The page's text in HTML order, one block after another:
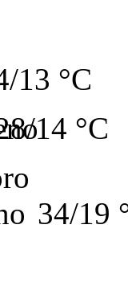
13 °C
14 °C
34/19